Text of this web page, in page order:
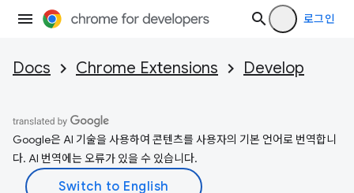
로그인
Docs Chrome Extensions Develop
Google은 AI 기술을 사용하여 콘텐츠를 사용자의 기본 언어로 번역합니
다. AI 번역에는 오류가 있을 수 있습니다.